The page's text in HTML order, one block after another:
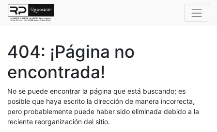
404: ¡Página no
encontrada!
No se puede encontrar la página que está buscando; es
posible que haya escrito la dirección de manera incorrecta,
pero probablemente puede haber sido eliminada debido a la
reciente reorganización del sitio.